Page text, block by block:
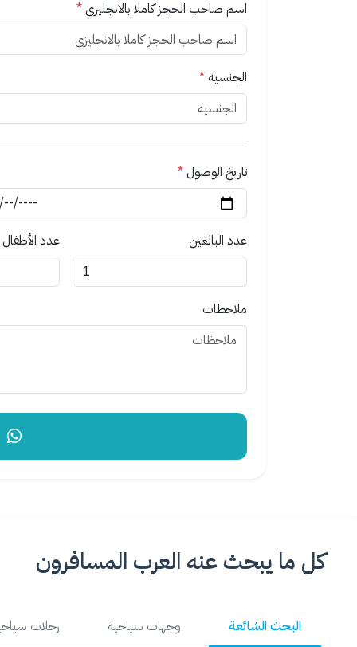
اسم صاحب الحجز كاملا بالانجليزي*
الجنسية *
تاريخ الوصول*
عدد البالغين عدد الأطفال
ملاحظات
كل ما يبحث عنه العرب المسافرون
البحث الشائعة وجهات سياحية رحلات